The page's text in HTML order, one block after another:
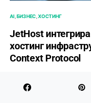
AI БИЗНЕС ХОСТИНГ
JetHost
хостинг
Context Protocol